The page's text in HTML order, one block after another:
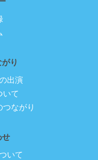
り
出演
いて
つながり
せ
いて